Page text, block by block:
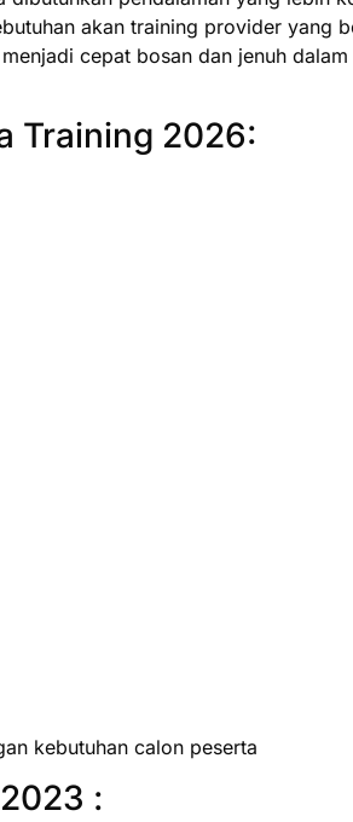
akan training provider yang
cepat bosan dan jenuh
Training 2026:
kebutuhan calon peserta
: